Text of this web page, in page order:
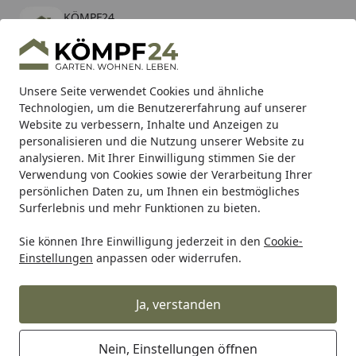
Unsere Seite verwendet Cookies und ähnliche
Technologien, um die Benutzererfahrung auf unserer
Website zu verbessern, Inhalte und Anzeigen zu
personalisieren und die Nutzung unserer Website zu
analysieren. Mit Ihrer Einwilligung stimmen Sie der
Verwendung von Cookies sowie der Verarbeitung Ihrer
persönlichen Daten zu, um Ihnen ein bestmögliches
Surferlebnis und mehr Funktionen zu bieten.
Sie können Ihre Einwilligung jederzeit in den Cookie-
Einstellungen anpassen oder widerrufen.
Ja, verstanden
Nein, Einstellungen öffnen
KÖMPF24
kostenlos - Im App Store
Hotline
Alle Produkte
Mein Konto
Suchen
Karibu Pools inkl. gratis Sandfilteranlage & Pool-
Starterset (Gesamtwert bis 468,99€)
Startseite
Alles für den Garten Gartenhaus Faserplatten
Osmo Hartwachs-Öl Original für
(31 Bewertungen)